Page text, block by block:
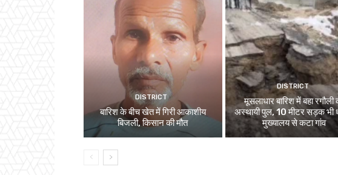
DISTRICT
बारिश के बीच खेत में गिरी आकाशीय
बिजली, किसान की मौत
DISTRICT
मूसलाधार बारिश में बहा रगौली
अस्थायी पुल, 10 मीटर सड़क भी
मुख्यालय से कटा गांव